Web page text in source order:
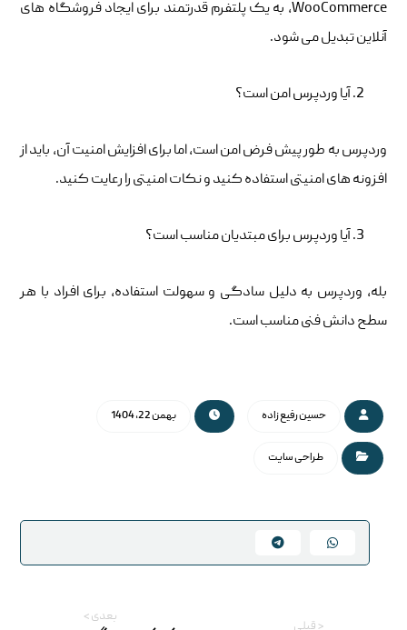
WooCommerce، به یک پلتفرم قدرتمند برای ایجاد فروشگاه های
آنلاین تبدیل می شود.
آیا وردپرس امن است؟
وردپرس به طور پیش فرض امن است، اما برای افزایش امنیت آن، باید از
افزونه های امنیتی استفاده کنید و نکات امنیتی را رعایت کنید.
آیا وردپرس برای مبتدیان مناسب است؟
بله، وردپرس به دلیل سادگی و سهولت استفاده، برای افراد با هر
سطح دانش فنی مناسب است.
حسین رفیع زاده بهمن 22, 1404
طراحی سایت
< قبلی
بعدی >